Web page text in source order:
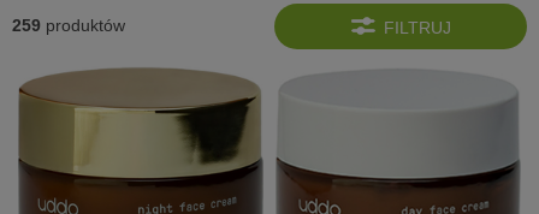
FILTRUJ
259 produktów